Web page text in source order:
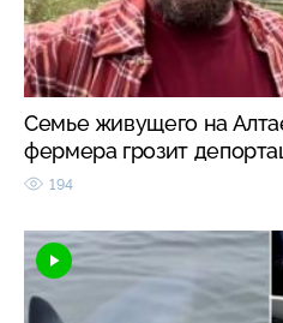
Семье живущего на
фермера грозит
194